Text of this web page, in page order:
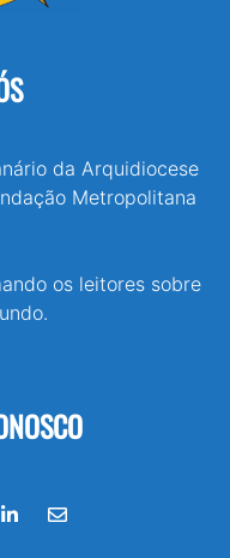
da Arquidiocese
Metropolitana
os leitores sobre